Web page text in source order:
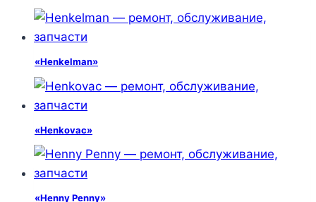
«Henkelman»
«Henkovac»
«Henny Penny»